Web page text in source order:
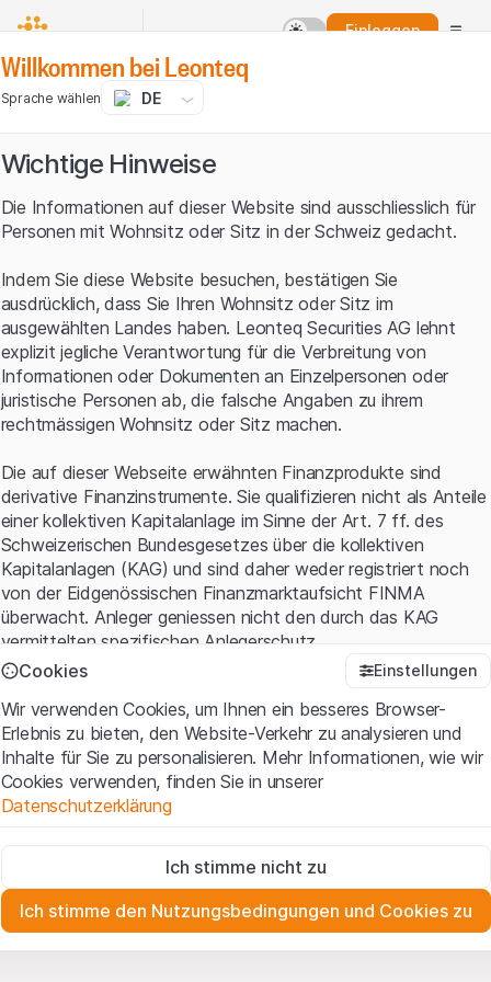
Einloggen
Willkommen bei Leonteq
Sprache wählen DE
Wichtige Hinweise
Die Informationen auf dieser Website sind ausschliesslich für
Personen mit Wohnsitz oder Sitz in der Schweiz gedacht.
Indem Sie diese Website besuchen, bestätigen Sie
ausdrücklich, dass Sie Ihren Wohnsitz oder Sitz im
ausgewählten Landes haben. Leonteq Securities AG lehnt
explizit jegliche Verantwortung für die Verbreitung von
Informationen oder Dokumenten an Einzelpersonen oder
juristische Personen ab, die falsche Angaben zu ihrem
rechtmässigen Wohnsitz oder Sitz machen.
Die auf dieser Webseite erwähnten Finanzprodukte sind
derivative Finanzinstrumente. Sie qualifizieren nicht als Anteile
einer kollektiven Kapitalanlage im Sinne der Art. 7 ff. des
Schweizerischen Bundesgesetzes über die kollektiven
Kapitalanlagen (KAG) und sind daher weder registriert noch
von der Eidgenössischen Finanzmarktaufsicht FINMA
überwacht. Anleger geniessen nicht den durch das KAG
vermittelten spezifischen Anlegerschutz.
Mit dem Zugriff auf diese Website der Leonteq Securities AG
(die "Website") erklären Sie, dass Sie die rechtlichen
Informationen und die wichtigen Hinweise und
Nutzungsbedingungenverstanden haben und akzeptieren.
Wenn Sie mit den Nutzungsbedingungen nicht einverstanden
Sämtliche Immaterialgüterrechte (wie z.B. Urheber¬, Design¬
und Markenrechte) an dem auf der Website enthaltenen
Material liegen bei Leonteq Securities AG oder Plattform-
Cookies Einstellungen
Wir verwenden Cookies, um Ihnen ein besseres Browser-
Erlebnis zu bieten, den Website-Verkehr zu analysieren und
Inhalte für Sie zu personalisieren. Mehr Informationen, wie wir
Cookies verwenden, finden Sie in unserer
Datenschutzerklärung
Diese Cookies sind für die Website erforderlich und können nicht
deaktiviert werden.
Zu Analysezwecken
Diese Cookies verfolgen die Interaktionen der Website-
Ich stimme nicht zu
Ich stimme den Nutzungsbedingungen und Cookies zu